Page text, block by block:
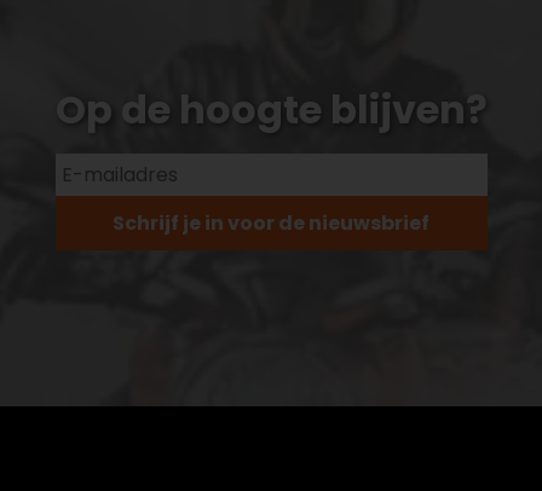
Op de hoogte blijven?
Schrijf je in voor de nieuwsbrief